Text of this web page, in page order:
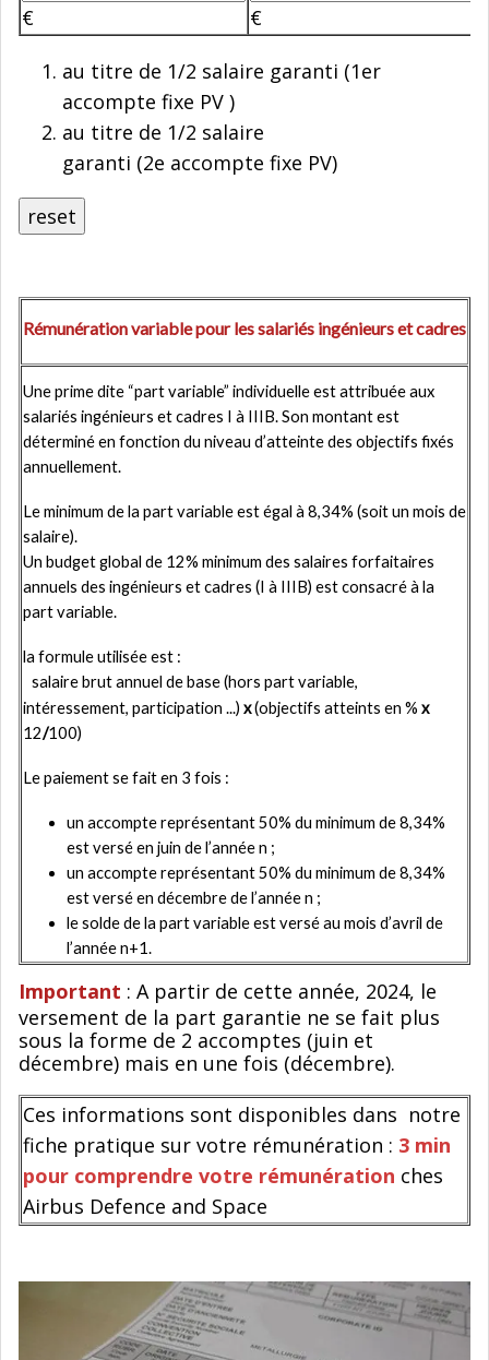
€ €
au titre de 1/2 salaire garanti (1er
accompte fixe PV )
au titre de 1/2 salaire
garanti (2e accompte fixe PV)
reset
Rémunération variable pour les salariés ingénieurs et cadres
Une prime dite “part variable” individuelle est attribuée aux
salariés ingénieurs et cadres I à IIIB. Son montant est
déterminé en fonction du niveau d’atteinte des objectifs fixés
annuellement.
Le minimum de la part variable est égal à 8,34% (soit un mois de
salaire).
Un budget global de 12% minimum des salaires forfaitaires
annuels des ingénieurs et cadres (I à IIIB) est consacré à la
part variable.
la formule utilisée est :
salaire brut annuel de base (hors part variable,
intéressement, participation ...) x(objectifs atteints en % x
12/100)
Le paiement se fait en 3 fois :
un accompte représentant 50% du minimum de 8,34%
est versé en juin de l’année n ;
un accompte représentant 50% du minimum de 8,34%
est versé en décembre de l’année n ;
le solde de la part variable est versé au mois d’avril de
l’année n+1.
Important : A partir de cette année, 2024, le
versement de la part garantie ne se fait plus
sous la forme de 2 accomptes (juin et
décembre) mais en une fois (décembre).
Ces informations sont disponibles dans notre
fiche pratique sur votre rémunération : 3 min
pour comprendre votre rémunération ches
Airbus Defence and Space